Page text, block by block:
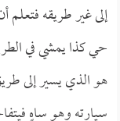
إلى غير طريقه فتعلم
حي كذا يمشي في
هو الذي يسير إلى
سيارته وهو ساهٍ